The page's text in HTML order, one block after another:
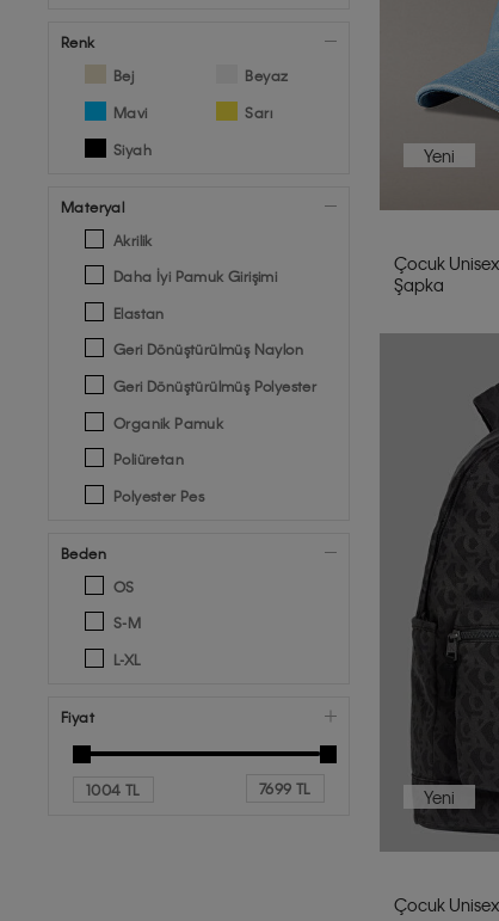
Renk
Bej
Beyaz
Mavi
Sarı
Siyah
Materyal
Akrilik
Daha İyi Pamuk Girişimi
Elastan
Geri Dönüştürülmüş Naylon
Geri Dönüştürülmüş Polyester
Organik Pamuk
Poliüretan
Polyester Pes
Beden
OS
S-M
L-XL
Fiyat
1004 TL 7699 TL
Yeni
Çocuk
Şapka
Yeni
Çocuk